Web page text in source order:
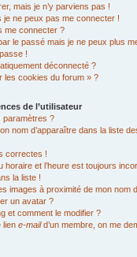
mais je n’y parviens pas !
ne peux pas me connecter !
me connecter ?
le passé mais je ne peux plus
!
déconnecté ?
les cookies du forum » ?
de l’utilisateur
paramètres ?
nom d’apparaître dans la liste
correctes !
horaire et l’heure est toujours
la liste !
images à proximité de mon nom
un avatar ?
et comment le modifier ?
lien e-maild’un membre, on me